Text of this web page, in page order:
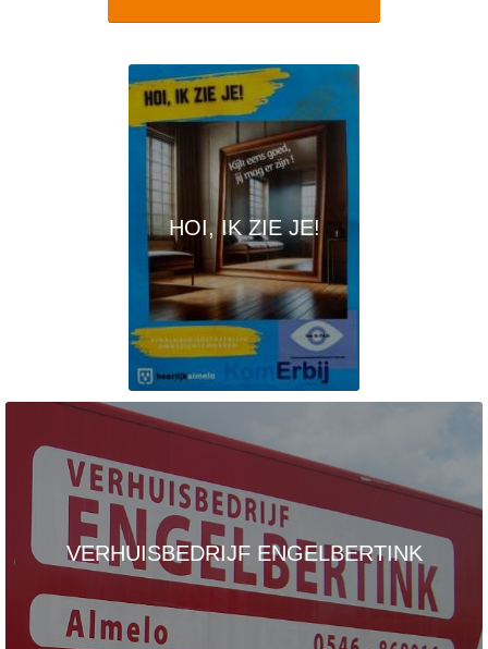
HOI, IK ZIE JE!
VERHUISBEDRIJF ENGELBERTINK